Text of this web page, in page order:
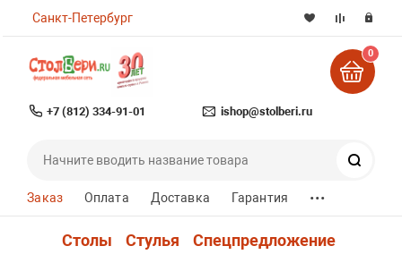
Санкт-Петербург
+7 (812) 334-91-01 ishop@stolberi.ru
0
Заказ Оплата Доставка Гарантия ...
Столы Стулья Спецпредложение